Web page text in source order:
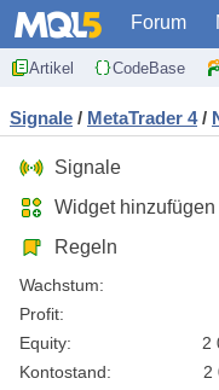
Forum
Artikel CodeBase
Signale / MetaTrader 4 /
Signale
Widget hinzufügen
Regeln
Wachstum:
Profit:
Equity:
2
Kontostand:
2